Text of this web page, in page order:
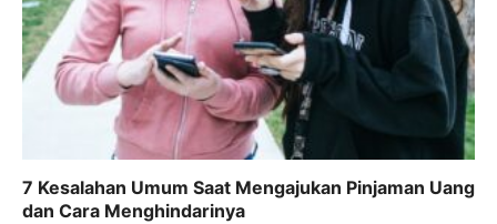
7 Kesalahan Umum Saat Mengajukan Pinjaman Uang
dan Cara Menghindarinya